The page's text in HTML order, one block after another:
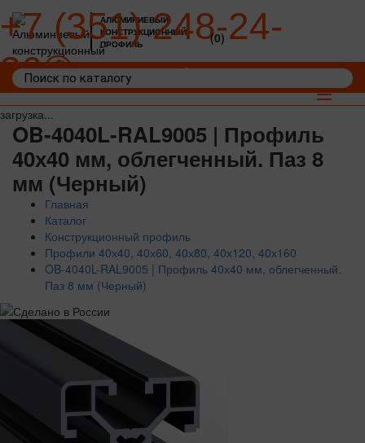
загрузка...
АЛЮМИНИЕВЫЙ
КОНСТРУКЦИОННЫЙ
ПРОФИЛЬ
+7 (351) 248-24-
36
(0)
Toggle
OB-4040L-RAL9005 | Профиль
40х40 мм, облегченный. Паз 8
мм (Черный)
Главная
Каталог
Конструкционный профиль
Профили 40х40, 40х60, 40х80, 40х120, 40х160
OB-4040L-RAL9005 | Профиль 40х40 мм, облегченный.
Паз 8 мм (Черный)